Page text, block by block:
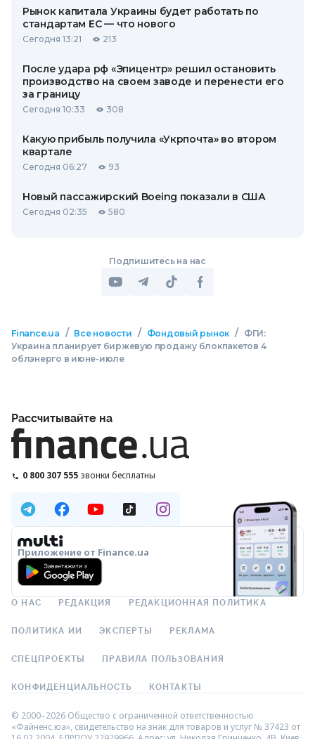
Рынок капитала Украины будет работать по
стандартам ЕС — что нового
Сегодня 13:21 213
После удара рф «Эпицентр» решил остановить
производство на своем заводе и перенести его
за границу
Сегодня 10:33 308
Какую прибыль получила «Укрпочта» во втором
квартале
Сегодня 06:27 93
Новый пассажирский Boeing показали в США
Сегодня 02:35 580
Подпишитесь на нас
Finance.ua / Все новости / Фондовый рынок /
ФГИ:
Украина планирует биржевую продажу блокпакетов 4
облэнерго в июне-июле
Рассчитывайте на
0 800 307 555 звонки бесплатны
Приложение от Finance.ua
О НАС РЕДАКЦИЯ РЕДАКЦИОННАЯ ПОЛИТИКА
ПОЛИТИКА ИИ ЭКСПЕРТЫ РЕКЛАМА
СПЕЦПРОЕКТЫ ПРАВИЛА ПОЛЬЗОВАНИЯ
КОНФИДЕНЦИАЛЬНОСТЬ КОНТАКТЫ
© 2000–2026 Общество с ограниченной ответственностью
«Файненс.юа», свидетельство на знак для товаров и услуг № 37423 от